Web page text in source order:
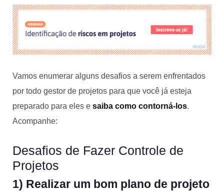
Vamos enumerar alguns desafios a serem enfrentados
por todo gestor de projetos para que você já esteja
preparado para eles e saiba como contorná-los.
Acompanhe:
Desafios de Fazer Controle de
Projetos
1) Realizar um bom plano de projeto